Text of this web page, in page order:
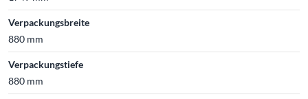
Verpackungsbreite
880 mm
Verpackungstiefe
880 mm